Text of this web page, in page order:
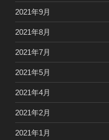
2021年9月
2021年8月
2021年7月
2021年5月
2021年4月
2021年2月
2021年1月